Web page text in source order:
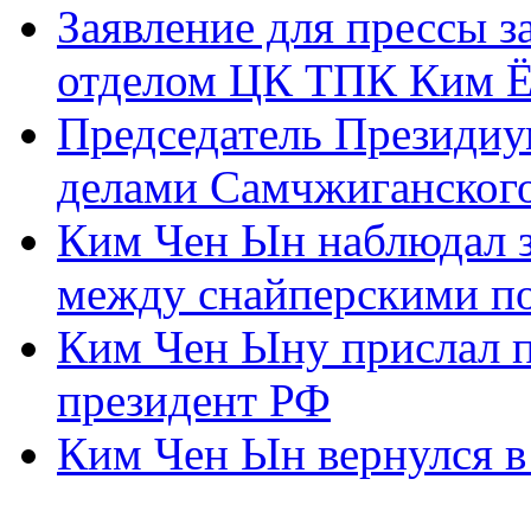
Заявление для прессы
отделом ЦК ТПК Ким
Председатель
делами
Ким Чен Ын наблюдал
между снайперскими
Ким Чен Ыну прислал
президент РФ
Ким Чен Ын вернулся